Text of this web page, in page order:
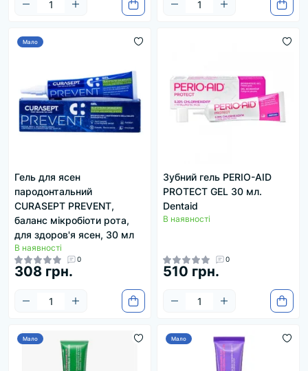
Мало
Гель для ясен
пародонтальний
CURASEPT PREVENT,
баланс мікробіоти рота,
для здоров'я ясен, 30 мл
В наявності
0
308 грн.
Зубний гель PERIO-AID
PROTECT GEL 30 мл.
Dentaid
В наявності
0
510 грн.
Мало Мало